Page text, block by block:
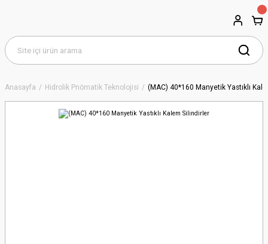
Anasayfa Hidrolik Pnömatik Teknolojisi (MAC) 40*160 Manyetik Yastıklı